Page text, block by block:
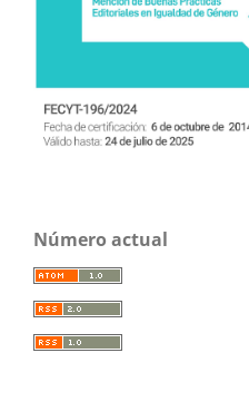
Número actual